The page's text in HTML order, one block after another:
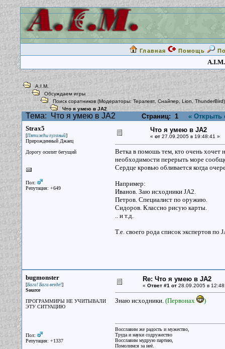
Главная Помощь
A.I.M.
A.I.M.
Обсуждаем игры
Поиск соратников (Модераторы:Терапевт, Снайпер Lion, ThunderBird)
Что я умею в JA2
Тема: Что я умею в JA2 Страниц: 1
« Открыть
Strax5
[Пятижды пуганый]
Прирожденный Джаец
Дорогу осилит бегущий
Пол:
Репутация: +649
Что я умею в JA2
« от27.09.2005 в 19:48:41 »
Ветка в помошь тем, кто очень хочет
необходимости перерыть море
Сердце кровью обливается когда
Например:
Иванов. Заю исходники JA2.
Петров. Специалист по оружию.
Сидоров. Классно рисую карты.
.. и т.д.
Т.е. своего рода список экспертов по
bugmonster
[Баги! Баги везде!]
Source
ПРОГРАММИРЫ НЕ УЧИТЫВАЛИ
ЭТУ СИТУАЦИЮ
Пол:
Репутация: +1337
Re: Что я умею в JA2
« Ответ #1 от28.09.2005 в
Знаю исходники. (Первонах )
Восславим же радость и мужество,
Труда и науки содружество
Восславим мудрую партию,
Помолимся за неё.